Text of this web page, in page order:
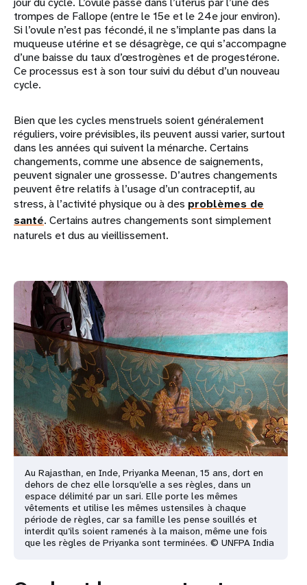
trompes de Fallope (entre le 15e et le 24e jour environ).
Si l’ovule n’est pas fécondé, il ne s’implante pas dans la
muqueuse utérine et se désagrège, ce qui s’accompagne
d’une baisse du taux d’œstrogènes et de progestérone.
Ce processus est à son tour suivi du début d’un nouveau
cycle.
Bien que les cycles menstruels soient généralement
réguliers, voire prévisibles, ils peuvent aussi varier, surtout
dans les années qui suivent la ménarche. Certains
changements, comme une absence de saignements,
peuvent signaler une grossesse. D’autres changements
peuvent être relatifs à l’usage d’un contraceptif, au
stress, à l’activité physique ou à des problèmes de
santé. Certains autres changements sont simplement
naturels et dus au vieillissement.
Au Rajasthan, en Inde, Priyanka Meenan, 15 ans, dort en
dehors de chez elle lorsqu’elle a ses règles, dans un
espace délimité par un sari. Elle porte les mêmes
vêtements et utilise les mêmes ustensiles à chaque
période de règles, car sa famille les pense souillés et
interdit qu’ils soient ramenés à la maison, même une fois
que les règles de Priyanka sont terminées. © UNFPA India